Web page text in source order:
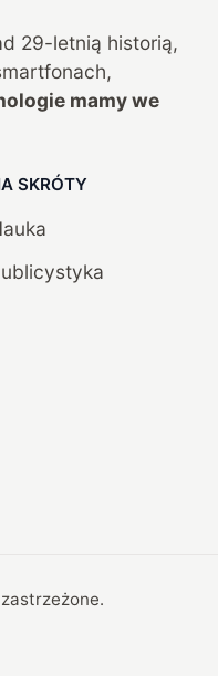
29-letnią historią,
mamy we
SKRÓTY